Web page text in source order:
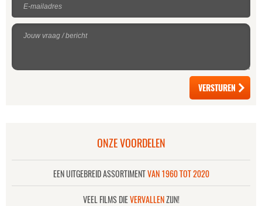
E-mailadres
Jouw vraag / bericht
ONZE VOORDELEN
EEN UITGEBREID ASSORTIMENTVAN 1960 TOT 2020
VEEL FILMS DIEVERVALLENZIJN!